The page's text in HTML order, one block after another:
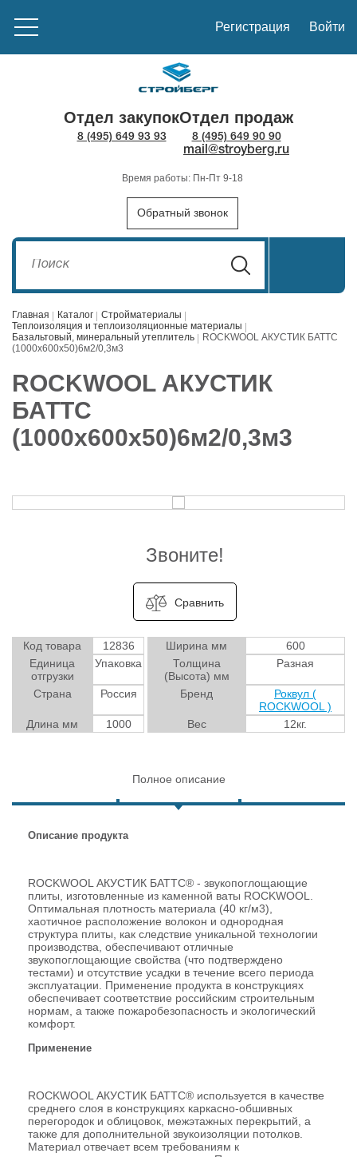
Регистрация Войти
Отдел закупок
8 (495) 649 93 93
Отдел продаж
8 (495) 649 90 90
mail@stroyberg.ru
Время работы: Пн-Пт 9-18
Обратный звонок
Главная Каталог
Стройматериалы
Теплоизоляция и теплоизоляционные материалы
Базальтовый, минеральный утеплитель
ROCKWOOL АКУСТИК БАТТС
(1000х600х50)6м2/0,3м3
ROCKWOOL АКУСТИК
БАТТС
(1000х600х50)6м2/0,3м3
Звоните!
Сравнить
Код товара 12836 Ширина мм
600
Единица
отгрузки
Упаковка
Толщина
(Высота) мм
Разная
Страна Россия Бренд
Роквул (
ROCKWOOL )
Длина мм
1000 Вес 12кг.
Полное описание
Описание продукта
ROCKWOOL АКУСТИК БАТТС® - звукопоглощающие
плиты, изготовленные из каменной ваты ROCKWOOL.
Оптимальная плотность материала (40 кг/м3),
хаотичное расположение волокон и однородная
структура плиты, как следствие уникальной технологии
производства, обеспечивают отличные
звукопоглощающие свойства (что подтверждено
тестами) и отсутствие усадки в течение всего периода
эксплуатации. Применение продукта в конструкциях
обеспечивает соответствие российским строительным
нормам, а также пожаробезопасность и экологический
комфорт.
Применение
ROCKWOOL АКУСТИК БАТТС® используется в качестве
среднего слоя в конструкциях каркасно-обшивных
перегородок и облицовок, межэтажных перекрытий, а
также для дополнительной звукоизоляции потолков.
Материал отвечает всем требованиям к